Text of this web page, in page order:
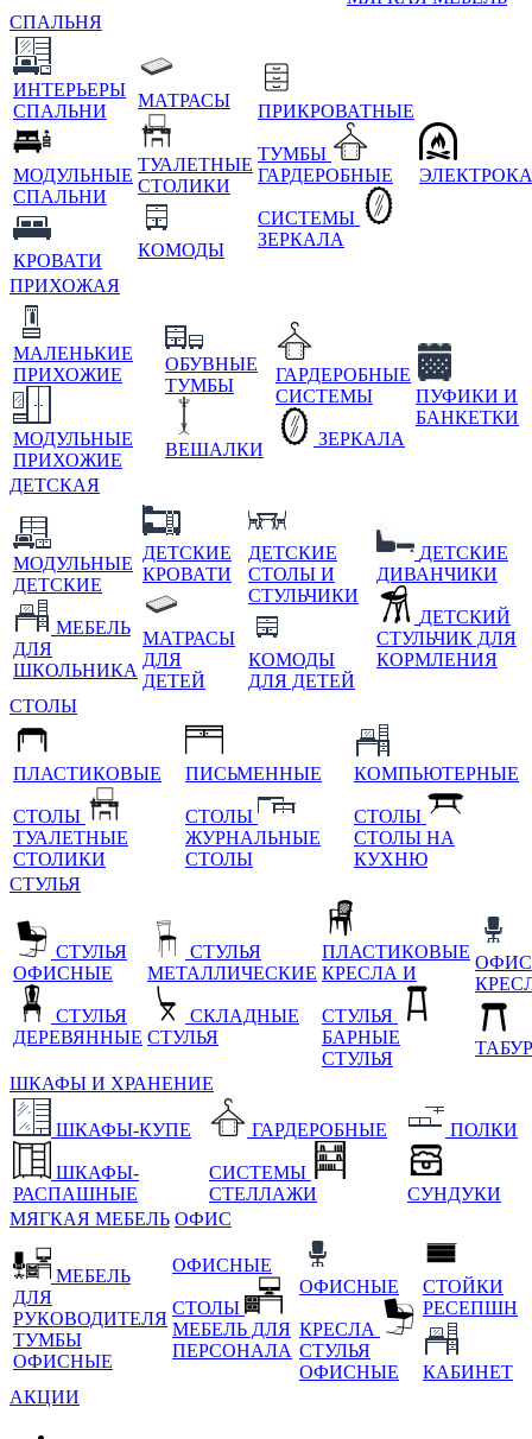
СПАЛЬНЯ
ИНТЕРЬЕРЫ
СПАЛЬНИ
МОДУЛЬНЫЕ
СПАЛЬНИ
КРОВАТИ
МАТРАСЫ
ТУАЛЕТНЫЕ
СТОЛИКИ
КОМОДЫ
ПРИКРОВАТНЫЕ
ТУМБЫ
ГАРДЕРОБНЫЕ
СИСТЕМЫ
ЗЕРКАЛА
ПРИХОЖАЯ
МАЛЕНЬКИЕ
ПРИХОЖИЕ
МОДУЛЬНЫЕ
ПРИХОЖИЕ
ОБУВНЫЕ
ТУМБЫ
ВЕШАЛКИ
ГАРДЕРОБНЫЕ
СИСТЕМЫ
ЗЕРКАЛА
ПУФИКИ И
БАНКЕТКИ
ДЕТСКАЯ
МОДУЛЬНЫЕ
ДЕТСКИЕ
МЕБЕЛЬ
ДЛЯ
ШКОЛЬНИКА
ДЕТСКИЕ
КРОВАТИ
МАТРАСЫ
ДЛЯ
ДЕТЕЙ
ДЕТСКИЕ
СТОЛЫ И
СТУЛЬЧИКИ
КОМОДЫ
ДЛЯ ДЕТЕЙ
ДЕТСКИЕ
ДИВАНЧИКИ
ДЕТСКИЙ
СТУЛЬЧИК ДЛЯ
КОРМЛЕНИЯ
СТОЛЫ
ПЛАСТИКОВЫЕ
СТОЛЫ
ТУАЛЕТНЫЕ
СТОЛИКИ
ПИСЬМЕННЫЕ
СТОЛЫ
ЖУРНАЛЬНЫЕ
СТОЛЫ
КОМПЬЮТЕРНЫЕ
СТОЛЫ
СТОЛЫ НА
КУХНЮ
СТУЛЬЯ
СТУЛЬЯ
ОФИСНЫЕ
СТУЛЬЯ
ДЕРЕВЯННЫЕ
СТУЛЬЯ
МЕТАЛЛИЧЕСКИЕ
СКЛАДНЫЕ
СТУЛЬЯ
ПЛАСТИКОВЫЕ
КРЕСЛА И
СТУЛЬЯ
БАРНЫЕ
СТУЛЬЯ
ШКАФЫ И ХРАНЕНИЕ
ШКАФЫ-КУПЕ
ШКАФЫ-
РАСПАШНЫЕ
ГАРДЕРОБНЫЕ
СИСТЕМЫ
СТЕЛЛАЖИ
ПОЛКИ
СУНДУКИ
МЯГКАЯ МЕБЕЛЬ ОФИС
МЕБЕЛЬ
ДЛЯ
РУКОВОДИТЕЛЯ
ТУМБЫ
ОФИСНЫЕ
ОФИСНЫЕ
СТОЛЫ
МЕБЕЛЬ ДЛЯ
ПЕРСОНАЛА
ОФИСНЫЕ
КРЕСЛА
СТУЛЬЯ
ОФИСНЫЕ
СТОЙКИ
РЕСЕПШН
КАБИНЕТ
АКЦИИ